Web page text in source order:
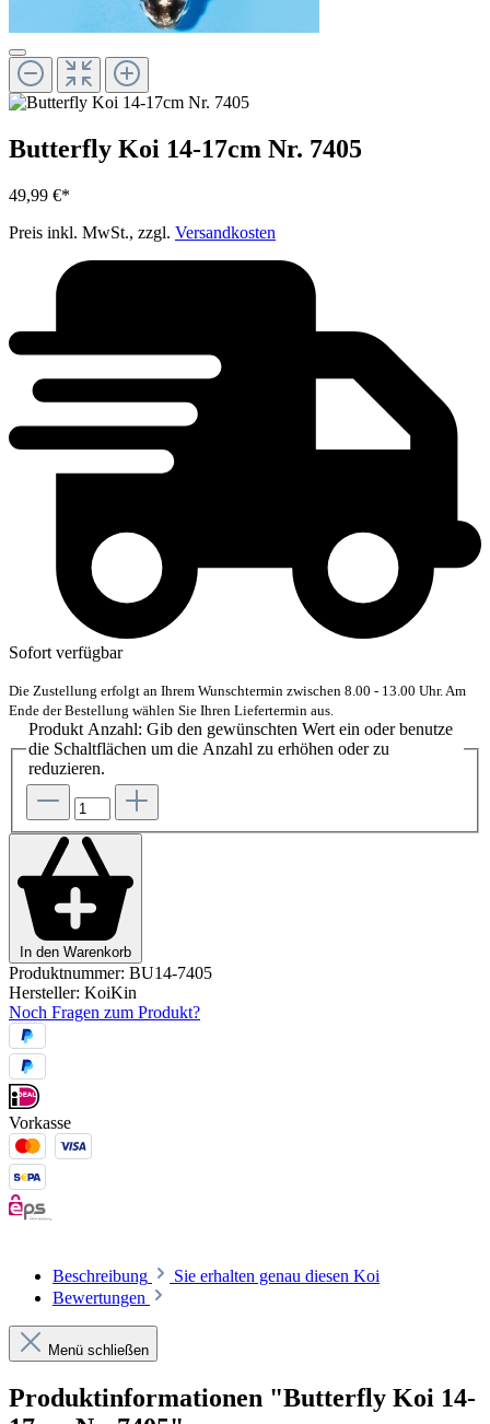
Butterfly Koi 14-17cm Nr. 7405
49,99 €*
Preis inkl. MwSt., zzgl. Versandkosten
Sofort verfügbar
Die Zustellung erfolgt an Ihrem Wunschtermin zwischen 8.00 - 13.00 Uhr. Am
Ende der Bestellung wählen Sie Ihren Liefertermin aus.
Produkt Anzahl: Gib den gewünschten Wert ein oder benutze
die Schaltflächen um die Anzahl zu erhöhen oder zu
reduzieren.
In den Warenkorb
Produktnummer: BU14-7405
Hersteller: KoiKin
Noch Fragen zum Produkt?
Vorkasse
Beschreibung
Sie erhalten genau diesen Koi
Bewertungen
Menü schließen
Produktinformationen "Butterfly Koi 14-